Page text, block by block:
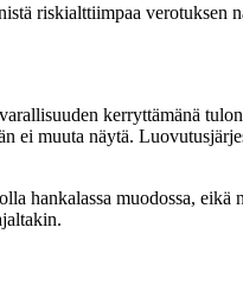
riskialttiimpaa verotuksen
kerryttämänä
ei muuta näytä.
hankalassa muodossa, eikä